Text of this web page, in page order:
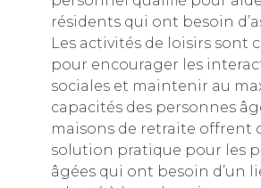
résidents qui ont besoin
Les activités de loisirs sont
pour encourager les
sociales et maintenir au
capacités des personnes
maisons de retraite offrent
solution pratique pour les
âgées qui ont besoin d’un